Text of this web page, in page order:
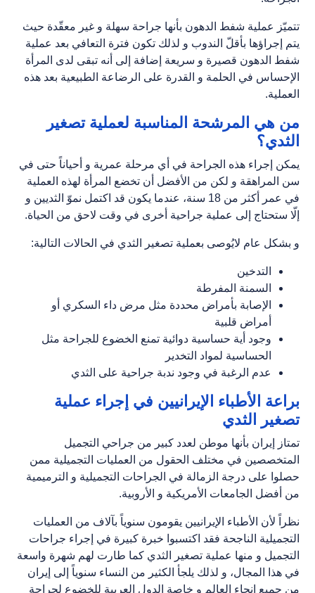
تتميّز عملية شفط الدهون بأنها جراحة سهلة و غير معقّدة حيث
يتم إجراؤها بأقلّ الندوب و لذلك تكون فترة التعافي بعد عملية
شفط الدهون قصيرة و سريعة إضافة إلى أنه تبقى لدى المرأة
الإحساس في الحلمة و القدرة على الرضاعة الطبيعية بعد هذه
العملية.
من هي المرشحة المناسبة لعملية تصغير
الثدي؟
يمكن إجراء هذه الجراحة في أي مرحلة عمرية و أحياناً حتى في
سن المراهقة و لكن من الأفضل أن تخضع المرأة لهذه العملية
في عمر أكثر من 18 سنة، عندما يكون قد اكتمل نموّ الثديين و
إلّا ستحتاج إلى عملية جراحية أخرى في وقت لاحق من الحياة.
و بشكل عام لايُوصى بعملية تصغير الثدي في الحالات التالية:
التدخين
السمنة المفرطة
الإصابة بأمراض محددة مثل مرض داء السكري أو
أمراض قلبية
وجود أية حساسية دوائية تمنع الخضوع للجراحة مثل
الحساسية لمواد التخدير
عدم الرغبة في وجود ندبة جراحية على الثدي
براعة الأطباء الإيرانيين في إجراء عملية
تصغير الثدي
تمتاز إيران بأنها موطن لعدد كبير من جراحي التجميل
المتخصصين في مختلف الحقول من العمليات التجميلية ممن
حصلوا على درجة الزمالة في الجراحات التجميلية و الترميمية
من أفضل الجامعات الأمريكية و الأروبية.
نظراً لأن الأطباء الإيرانيين يقومون سنوياً بآلاف من العمليات
التجميلية الناجحة فقد اكتسبوا خبرة كبيرة في إجراء جراحات
التجميل و منها عملية تصغير الثدي كما طارت لهم شهرة واسعة
في هذا المجال، و لذلك يلجأ الكثير من النساء سنوياً إلى إيران
من جميع انحاء العالم و خاصة الدول العربية للخضوع لجراحة